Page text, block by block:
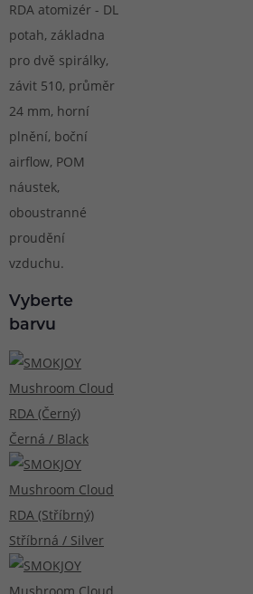
RDA atomizér - DL
potah, základna
pro dvě spirálky,
závit 510, průměr
24 mm, horní
plnění, boční
airflow, POM
náustek,
oboustranné
proudění
vzduchu.
Vyberte
barvu
Černá / Black
Stříbrná / Silver